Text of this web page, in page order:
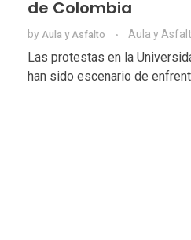
de Colombia
by Aula y Asfalto Aula y
Las protestas en la
han sido escenario de